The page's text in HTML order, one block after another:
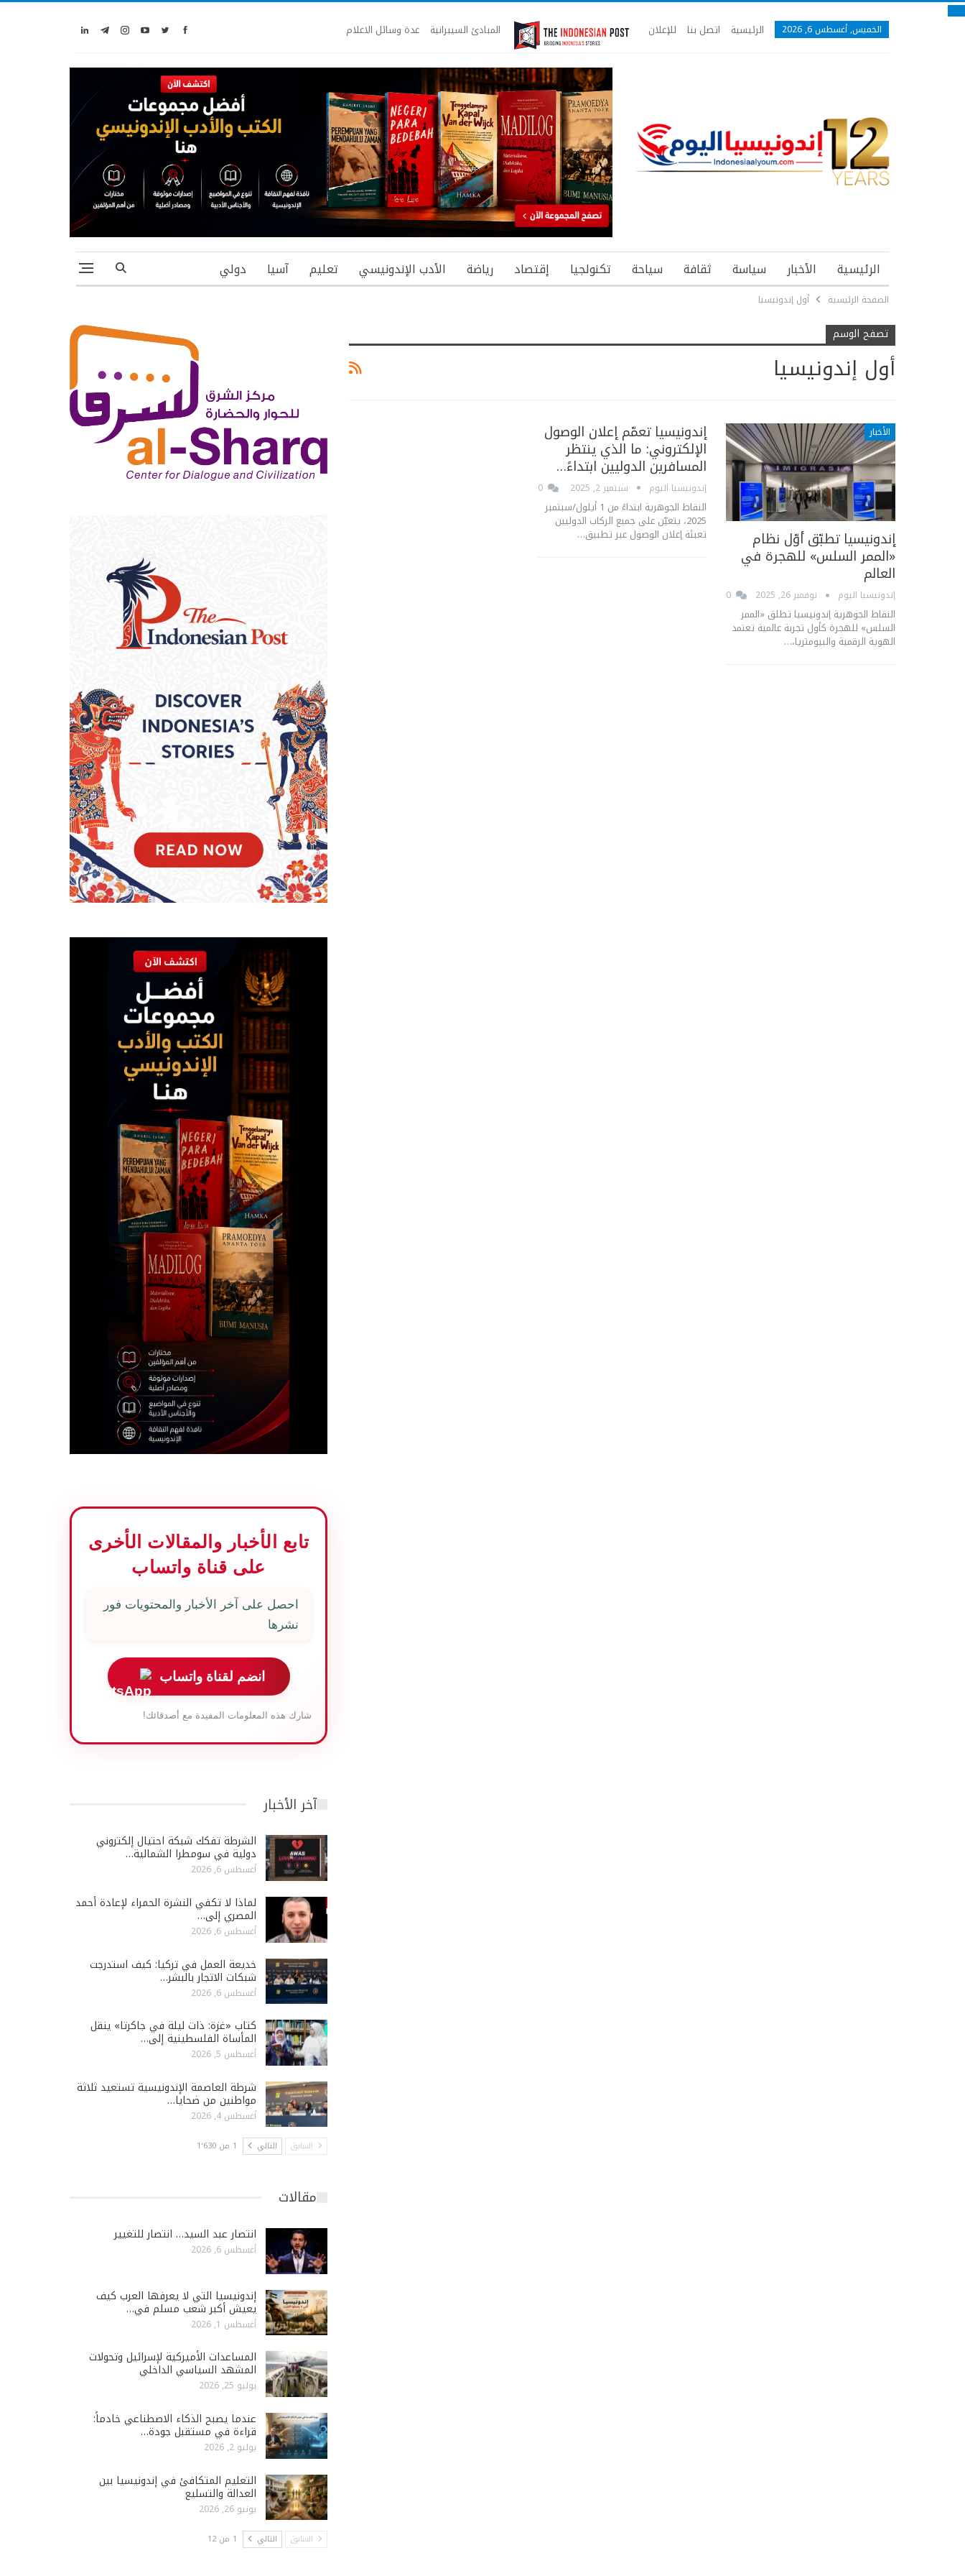
الخميس, أغسطس 6, 2026 الرئيسية اتصل بنا للإعلان المبادئ السيبرانية عدة وسائل الاعلام
الرئيسية الأخبار سياسة ثقافة سياحة تكنولجيا إقتصاد رياضة الأدب الإندونيسي تعليم آسيا دولي
الصفحة الرئيسية أول إندونيسيا
تصفح الوسم
أول إندونيسيا
الأخبار
إندونيسيا تطبّق أوّل نظام
«الممر السلس» للهجرة في
العالم
إندونيسيا اليوم نوفمبر 26, 2025
النقاط الجوهرية إندونيسيا تطلق «الممر
السلس» للهجرة كأول تجربة عالمية تعتمد
الهوية الرقمية والبيومتريا،…
إندونيسيا تعمّم إعلان الوصول
الإلكتروني: ما الذي ينتظر
المسافرين الدوليين ابتداءً…
إندونيسيا اليوم سبتمبر 2, 2025 0
النقاط الجوهرية ابتداءً من 1 أيلول/سبتمبر
2025، يتعيّن على جميع الركاب الدوليين
تعبئة إعلان الوصول عبر تطبيق…
تابع الأخبار والمقالات الأخرى
على قناة واتساب
احصل على آخر الأخبار والمحتويات فور
نشرها
انضم لقناة واتساب
شارك هذه المعلومات المفيدة مع أصدقائك!
آخر الأخبار
الشرطة تفكك شبكة احتيال إلكتروني
دولية في سومطرا الشمالية…
أغسطس 6, 2026
لماذا لا تكفي النشرة الحمراء لإعادة أحمد
المصري إلى…
أغسطس 6, 2026
خديعة العمل في تركيا: كيف استدرجت
شبكات الاتجار بالبشر…
أغسطس 6, 2026
كتاب «غزة: ذات ليلة في جاكرتا» ينقل
المأساة الفلسطينية إلى…
أغسطس 5, 2026
شرطة العاصمة الإندونيسية تستعيد ثلاثة
مواطنين من ضحايا…
أغسطس 4, 2026
السابق التالي 1 من 1٬630
مقالات
انتصار عبد السيد… انتصار للتغيير
أغسطس 6, 2026
إندونيسيا التي لا يعرفها العرب كيف
يعيش أكبر شعب مسلم في…
أغسطس 1, 2026
المساعدات الأميركية لإسرائيل وتحولات
المشهد السياسي الداخلي
يوليو 25, 2026
عندما يصبح الذكاء الاصطناعي خادماً:
قراءة في مستقبل جودة…
يوليو 2, 2026
التعليم المتكافئ في إندونيسيا بين
العدالة والتسليع
يونيو 26, 2026
السابق التالي 1 من 12